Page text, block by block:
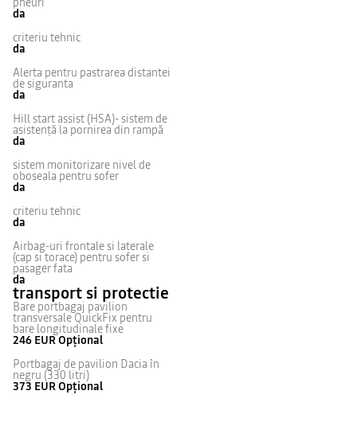
da
criteriu tehnic
da
Alerta pentru pastrarea distantei
de siguranta
da
Hill start assist (HSA) - sistem de
asistență la pornirea din rampă
da
sistem monitorizare nivel de
oboseala pentru sofer
da
criteriu tehnic
da
Airbag-uri frontale si laterale
(cap si torace) pentru sofer si
pasager fata
da
transport si protectie
Bare portbagaj pavilion
transversale QuickFix pentru
bare longitudinale fixe
246 EUROpțional
Portbagaj de pavilion Dacia în
negru (330 litri)
373 EUROpțional